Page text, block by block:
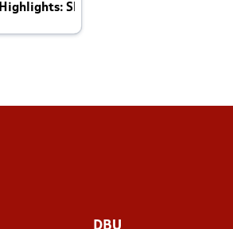
Highlights: Skotland - Danmark 4-2